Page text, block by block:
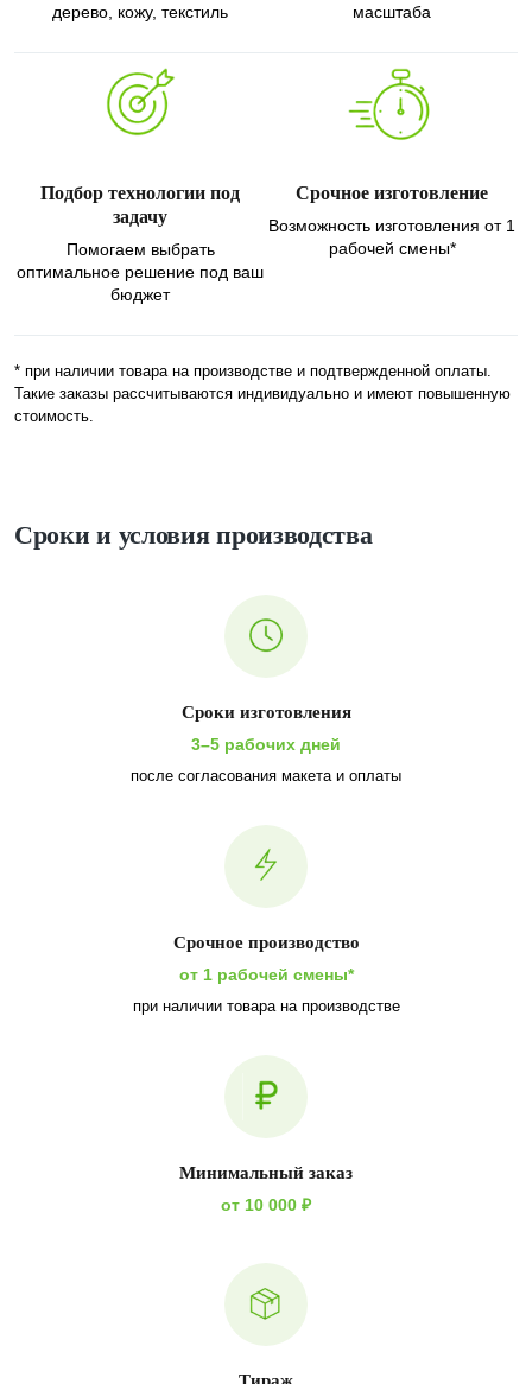
дерево, кожу, текстиль
масштаба
Подбор технологии под
задачу
Помогаем выбрать
оптимальное решение под ваш
бюджет
Срочное изготовление
Возможность изготовления от 1
рабочей смены*
* при наличии товара на производстве и подтвержденной оплаты.
Такие заказы рассчитываются индивидуально и имеют повышенную
стоимость.
Сроки и условия производства
Сроки изготовления
3–5 рабочих дней
после согласования макета и оплаты
Срочное производство
от 1 рабочей смены*
при наличии товара на производстве
Минимальный заказ
от 10 000 ₽